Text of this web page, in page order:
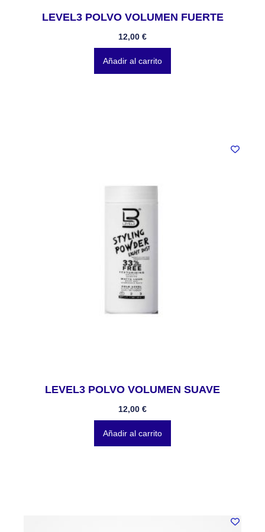
LEVEL3 POLVO VOLUMEN FUERTE
12,00 €
Añadir al carrito
LEVEL3 POLVO VOLUMEN SUAVE
12,00 €
Añadir al carrito